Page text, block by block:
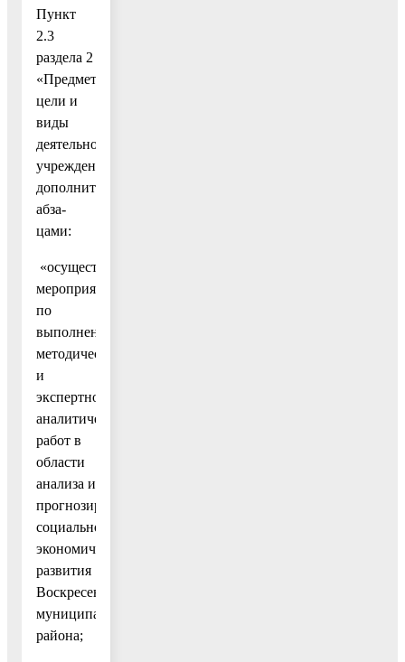
Пункт
2.3
раздела 2
«Предмет,
цели и
виды
деятельности
учреждения»
дополнить
абза-
цами:
«осуществление
мероприятий
по
выполнению
методических
и
экспертно-
аналитических
работ в
области
анализа и
прогнозирования
социально-
экономического
развития
Воскресенского
муниципального
района;